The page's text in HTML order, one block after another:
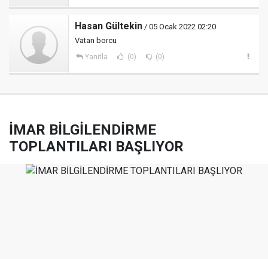
Hasan Gültekin / 05 Ocak 2022 02:20
Vatan borcu
Yanıtla (0) (0)
İMAR BİLGİLENDİRME
TOPLANTILARI BAŞLIYOR